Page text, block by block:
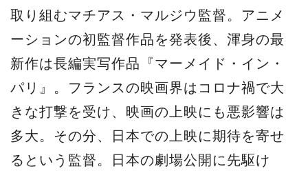
取り組むマチアス・マルジウ監督。アニメ
ーションの初監督作品を発表後、渾身の最
新作は長編実写作品『マーメイド・イン・
パリ』。フランスの映画界はコロナ禍で大
きな打撃を受け、映画の上映にも悪影響は
多大。その分、日本での上映に期待を寄せ
るという監督。日本の劇場公開に先駆け